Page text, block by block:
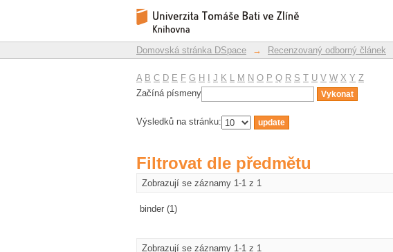
Filtrovat dle předmětu
Repozitář DSpace/Manakin
Domovská stránka DSpace → Recenzovaný odborný článek
A B C D E F G H J K L M N O P Q R S T U V W X Y Z
Začíná písmeny
Výsledků na stránku:
Filtrovat dle předmětu
Zobrazují se záznamy 1-1 z 1
binder (1)
Zobrazují se záznamy 1-1 z 1